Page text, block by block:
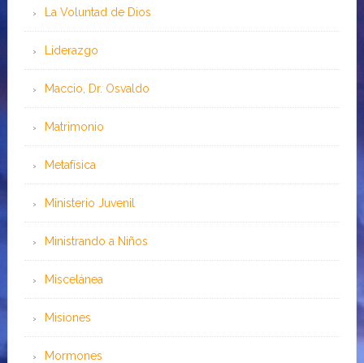
La Voluntad de Dios
Liderazgo
Maccio, Dr. Osvaldo
Matrimonio
Metafísica
Ministerio Juvenil
Ministrando a Niños
Miscelánea
Misiones
Mormones